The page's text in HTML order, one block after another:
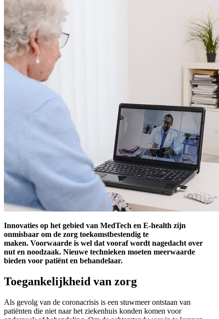
Innovaties op het gebied van MedTech en E-health zijn
onmisbaar om de zorg toekomstbestendig te
maken. Voorwaarde is wel dat vooraf wordt nagedacht over
nut en noodzaak. Nieuwe technieken moeten meerwaarde
bieden voor patiënt en behandelaar.
Toegankelijkheid van zorg
Als gevolg van de coronacrisis is een stuwmeer ontstaan van
patiënten die niet naar het ziekenhuis konden komen voor